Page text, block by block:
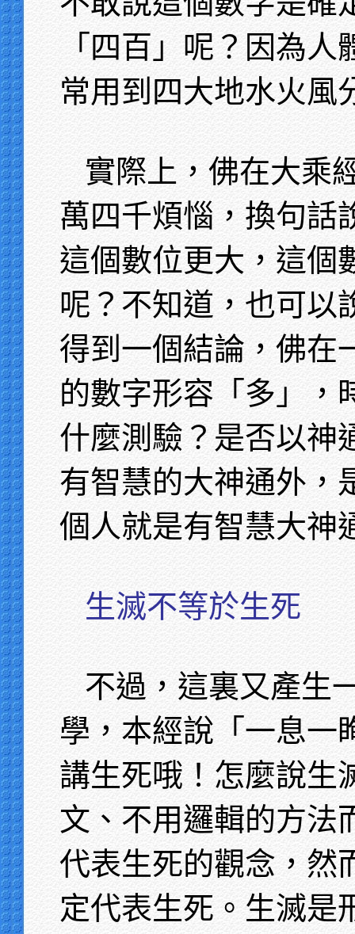
「四百」呢？因為
常用到四大地水火風
實際上，佛在大乘
萬四千煩惱，換句話
這個數位更大，這個
呢？不知道，也可以
得到一個結論，佛在
的數字形容「多」，
什麼測驗？是否以神
有智慧的大神通外，
個人就是有智慧大神
生滅不等於生死
不過，這裏又產生
學，本經說「一息一
講生死哦！怎麼說生
文、不用邏輯的方法
代表生死的觀念，然
定代表生死。生滅是